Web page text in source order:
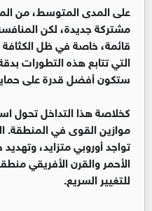
على المدى المتوسط، من
مشتركة جديدة، لكن
قائمة، خاصة في ظل
التي تتابع هذه التطورات
ستكون أفضل قدرة على
كخلاصة هذا التداخل تحول
موازين القوى في المنطقة.
تواجد أوروبي متزايد،
الأحمر والقرن الأفريقي
للتغيير السريع.